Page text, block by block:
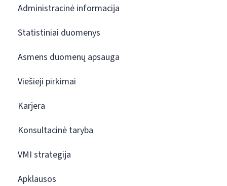
Administracinė informacija
Statistiniai duomenys
Asmens duomenų apsauga
Viešieji pirkimai
Karjera
Konsultacinė taryba
VMI strategija
Apklausos